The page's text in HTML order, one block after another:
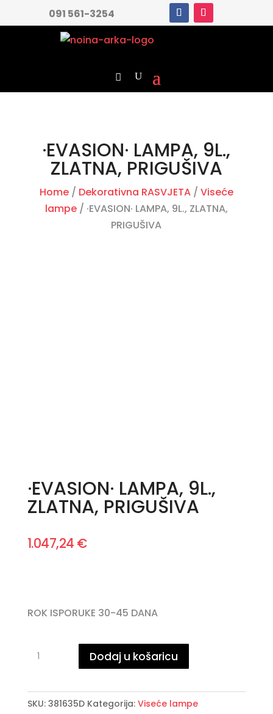
091 561-3254
·EVASION· LAMPA, 9L.,
ZLATNA, PRIGUŠIVA
Home/ Dekorativna RASVJETA/ Viseće
lampe/ ·EVASION· LAMPA, 9L., ZLATNA,
PRIGUŠIVA
·EVASION· LAMPA, 9L.,
ZLATNA, PRIGUŠIVA
1.047,24 €
ROK ISPORUKE 30-45 DANA
LAMPA,
ZLATNA,
Dodaj u košaricu
SKU: 381635D Kategorija: Viseće lampe